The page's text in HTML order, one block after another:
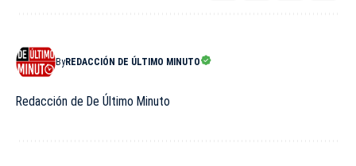
ByREDACCIÓN DE ÚLTIMO MINUTO
Redacción de De Último Minuto